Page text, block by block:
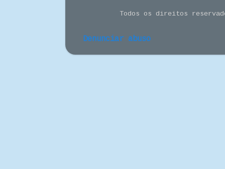
Todos os direitos
Denunciar abuso